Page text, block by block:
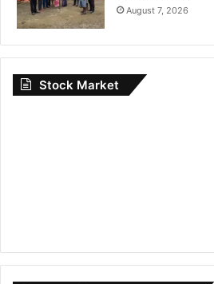
August 7, 2026
Stock Market